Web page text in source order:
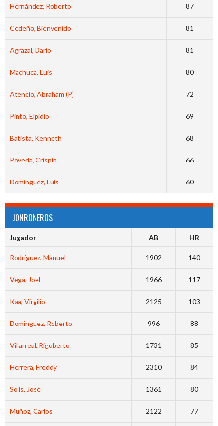
Hernández, Roberto 87
Cedeño, Bienvenido 81
Agrazal, Dario 81
Machuca, Luis 80
Atencio, Abraham (P) 72
Pinto, Elpidio 69
Batista, Kenneth 68
Poveda, Crispín 66
Dominguez, Luis 60
JONRONEROS
Jugador AB HR
Rodríguez, Manuel 1902 140
Vega, Joel 1966 117
Kaa, Virgilio 2125 103
Dominguez, Roberto 996 88
Villarreal, Rigoberto 1731 85
Herrera, Freddy 2310 84
Solís, José 1361 80
Muñoz, Carlos 2122 77